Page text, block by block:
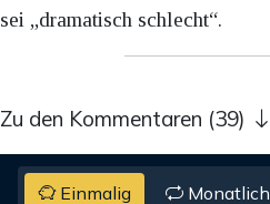
sei „dramatisch schlecht“.
Zu den Kommentaren (39)
Einmalig Monatlich